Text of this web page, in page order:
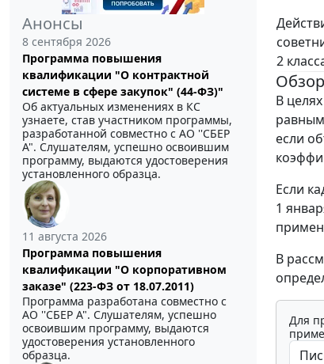
Анонсы
8 сентября 2026
Программа повышения
квалификации "О контрактной
системе в сфере закупок" (44-ФЗ)"
Об актуальных изменениях в КС
узнаете, став участником программы,
разработанной совместно с АО ''СБЕР
А". Слушателям, успешно освоившим
программу, выдаются удостоверения
установленного образца.
11 августа 2026
Программа повышения
квалификации "О корпоративном
заказе" (223-ФЗ от 18.07.2011)
Программа разработана совместно с
АО ''СБЕР А". Слушателям, успешно
освоившим программу, выдаются
удостоверения установленного
образца.
2
В
если
Если
1
В
Для